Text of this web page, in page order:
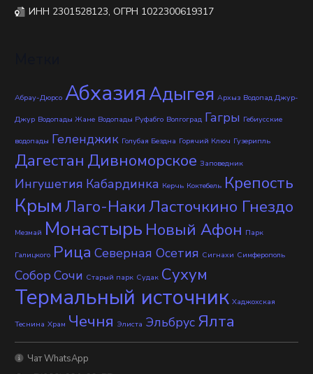
ИНН 2301528123, ОГРН 1022300619317
Абрау-Дюрсо АбхазияАдыгея Архыз Водопад Джур-
Джур Водопады Жане Водопады Руфабго Волгоград Гагры Гебиусские
водопады Геленджик Голубая Бездна Горячий Ключ Гузерипль
Дагестан Дивноморское Заповедник
Ингушетия Кабардинка Керчь Коктебель Крепость
КрымЛаго-НакиЛасточкино Гнездо
Мезмай Монастырь Новый Афон Парк
Галицкого Рица Северная Осетия Сигнахи Симферополь
Собор Сочи Старый парк Судак Сухум
Термальный источник Хаджохская
Теснина Храм Чечня Элиста Эльбрус Ялта
Чат WhatsApp